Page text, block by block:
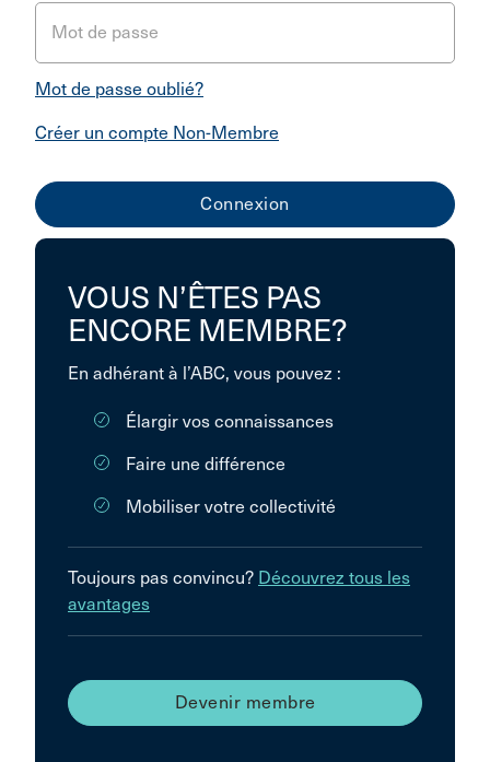
Mot de passe
Mot de passe oublié?
Créer un compte Non-Membre
VOUS N’ÊTES PAS
ENCORE MEMBRE?
En adhérant à l’ABC, vous pouvez :
Élargir vos connaissances
Faire une différence
Mobiliser votre collectivité
Toujours pas convincu? Découvrez tous les
avantages
Devenir membre